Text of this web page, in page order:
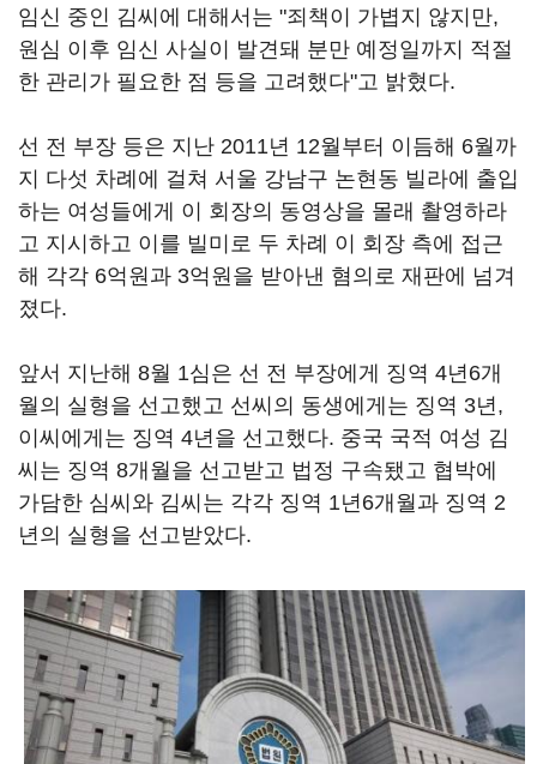
임신 중인 김씨에 대해서는 "죄책이 가볍지 않지만,
원심 이후 임신 사실이 발견돼 분만 예정일까지 적절
한 관리가 필요한 점 등을 고려했다"고 밝혔다.
선 전 부장 등은 지난 2011년 12월부터 이듬해 6월까
지 다섯 차례에 걸쳐 서울 강남구 논현동 빌라에 출입
하는 여성들에게 이 회장의 동영상을 몰래 촬영하라
고 지시하고 이를 빌미로 두 차례 이 회장 측에 접근
해 각각 6억원과 3억원을 받아낸 혐의로 재판에 넘겨
졌다.
앞서 지난해 8월 1심은 선 전 부장에게 징역 4년6개
월의 실형을 선고했고 선씨의 동생에게는 징역 3년,
이씨에게는 징역 4년을 선고했다. 중국 국적 여성 김
씨는 징역 8개월을 선고받고 법정 구속됐고 협박에
가담한 심씨와 김씨는 각각 징역 1년6개월과 징역 2
년의 실형을 선고받았다.